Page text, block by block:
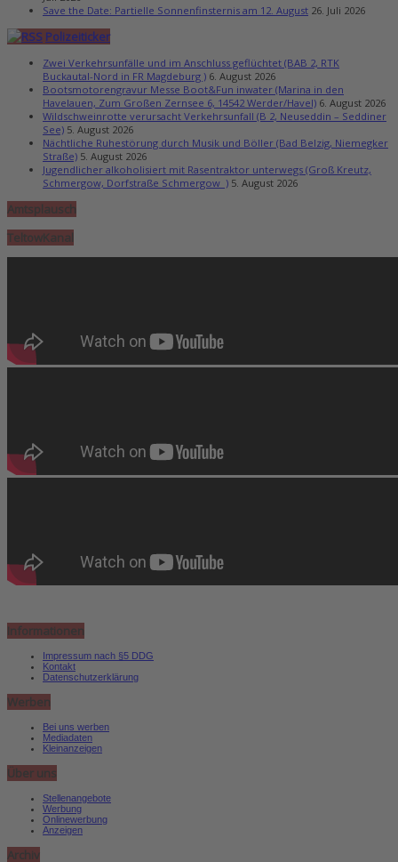
Save the Date: Partielle Sonnenfinsternis am 12. August 26. Juli 2026
Polizeiticker
Zwei Verkehrsunfälle und im Anschluss geflüchtet (BAB 2, RTK
Buckautal-Nord in FR Magdeburg ) 6. August 2026
Bootsmotorengravur Messe Boot&Fun inwater (Marina in den
Havelauen, Zum Großen Zernsee 6, 14542 Werder/Havel) 6. August 2026
Wildschweinrotte verursacht Verkehrsunfall (B 2, Neuseddin – Seddiner
See) 5. August 2026
Nächtliche Ruhestörung durch Musik und Böller (Bad Belzig, Niemegker
Straße) 5. August 2026
Jugendlicher alkoholisiert mit Rasentraktor unterwegs (Groß Kreutz,
Schmergow, Dorfstraße Schmergow ) 5. August 2026
Amtsplausch
TeltowKanal
Informationen
Impressum nach §5 DDG
Kontakt
Datenschutzerklärung
Werben
Bei uns werben
Mediadaten
Kleinanzeigen
Über uns
Stellenangebote
Werbung
Onlinewerbung
Anzeigen
Archiv